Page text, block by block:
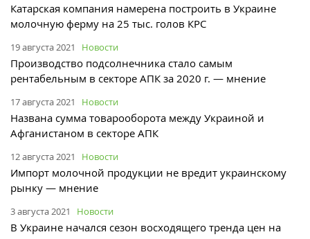
Катарская компания намерена построить в Украине
молочную ферму на 25 тыс. голов КРС
19 августа 2021 Новости
Производство подсолнечника стало самым
рентабельным в секторе АПК за 2020 г. — мнение
17 августа 2021 Новости
Названа сумма товарооборота между Украиной и
Афганистаном в секторе АПК
12 августа 2021 Новости
Импорт молочной продукции не вредит украинскому
рынку — мнение
3 августа 2021 Новости
В Украине начался сезон восходящего тренда цен на